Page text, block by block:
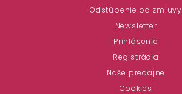
Odstúpenie od zmluvy
Newsletter
Prihlásenie
Registrácia
Naše predajne
Cookies